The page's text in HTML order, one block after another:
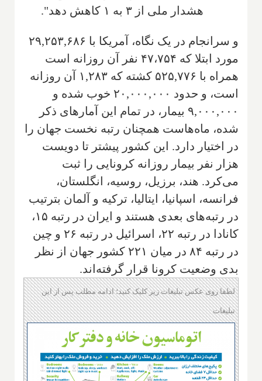
هشدار ملی از ۳ به ۱ کاهش دهد".
و سرانجام در یک نگاه، آمریکا با ۲۹,۲۵۳,۶۸۶
مورد ابتلا که ۴۷،۷۵۴ نفر آن روزانه است
همراه با ۵۲۵,۷۷۶ کشته که ۱,۲۸۳ آن روزانه
است، و حدود ۲۰,۰۰۰,۰۰۰ خوب شده و
۹,۰۰۰,۰۰۰ بیمار، در تمام این آمارهای ذکر
شده، ماه‌هاست همچنان رتبه نخست جهان را
در اختیار دارد. این کشور پیشتر تا دویست
هزار نفر بیمار روزانه کرونایی را ثبت
می‌کرد. هند، برزیل، روسیه، انگلستان،
فرانسه، اسپانیا، ایتالیا، ترکیه و آلمان بترتیب
در رتبه‌های بعدی هستند و ایران در رتبه ۱۵،
کانادا در رتبه ۲۲، اسرائیل در رتبه ۲۶ و چین
در رتبه ۸۴ در میان ۲۲۱ کشور جهان از نظر
بدی وضعیت کرونا قرار گرفته‌اند.
لطفا روی عکس تبلیغات زیر کلیک کنید؛ ادامه مطلب پس از این
تبلیغات